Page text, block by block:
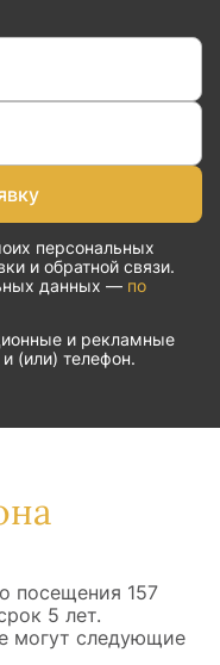
персональных
и обратной связи.
данных — по
и рекламные
(или) телефон.
посещения 157
5 лет.
могут следующие